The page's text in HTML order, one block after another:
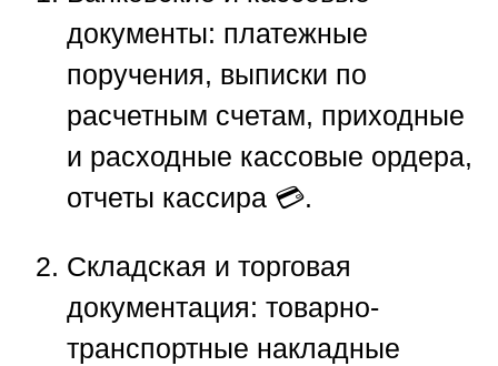
документы: платежные
поручения, выписки по
расчетным счетам, приходные
и расходные кассовые ордера,
отчеты кассира 💳.
Складская и торговая
документация: товарно-
транспортные накладные